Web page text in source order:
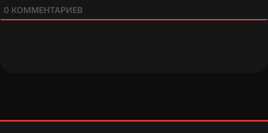
0 КОММЕНТАРИЕВ